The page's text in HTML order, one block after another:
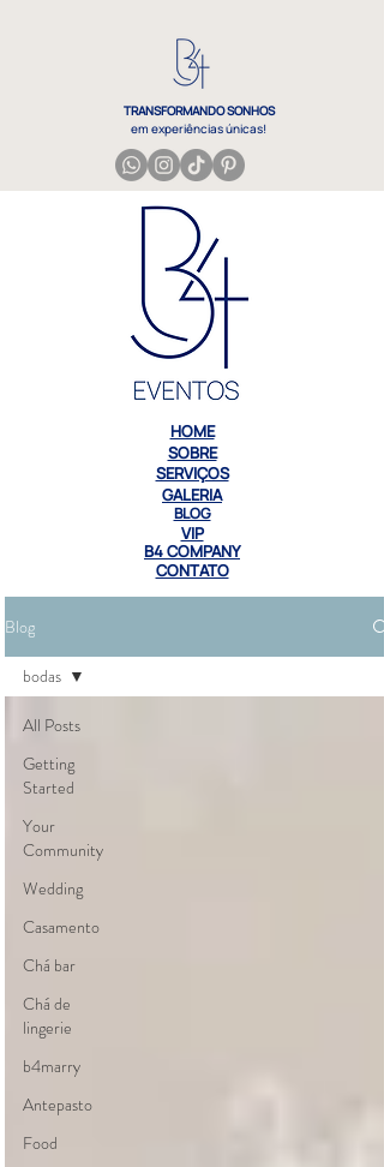
TRANSFORMANDO SONHOS
em experiências únicas!
eventos pré casamento despedida noivado
HOME
SOBRE
SERVIÇOS
GALERIA
BLOG
VIP
B4 COMPANY
CONTATO
Blog
All Posts
Getting
Started
Your
Community
Wedding
Casamento
Chá bar
Chá de
lingerie
b4marry
Antepasto
Food
bodas